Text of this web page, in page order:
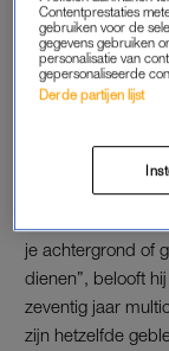
RESPECT
King Charles
je achtergrond of
dienen”, belooft
zeventig jaar
zijn hetzelfde
Contentprestaties
gebruiken voor de
gegevens gebruiken
personalisatie van
gepersonaliseerde
Derde partijen lijst